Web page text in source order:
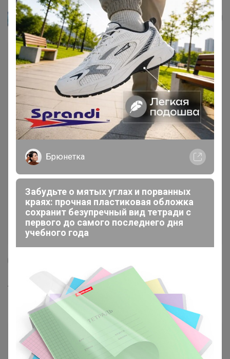
Эльф
Трусики бесшовные (арт. 1039 / винный
(5026))
189р Орг. 41,58р
Специальный тариф
Брюнетка
Забудьте о мятых углах и порванных
краях: прочная пластиковая обложка
сохранит безупречный вид тетради с
первого до самого последнего дня
учебного года